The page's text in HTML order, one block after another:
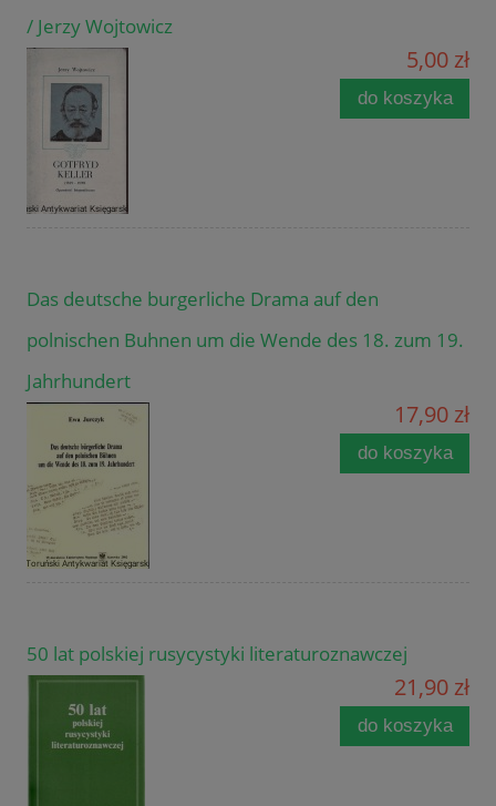
/ Jerzy Wojtowicz
5,00 zł
do koszyka
Das deutsche burgerliche Drama auf den
polnischen Buhnen um die Wende des 18. zum 19.
Jahrhundert
17,90 zł
do koszyka
50 lat polskiej rusycystyki literaturoznawczej
21,90 zł
do koszyka